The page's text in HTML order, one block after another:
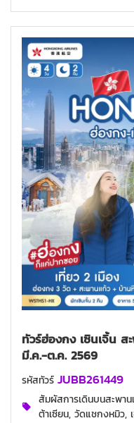
ทัวร์ฮ่องกง เซินเจิ้น
มี.ค.-ต.ค. 2569
รหัสทัวร์ JUBB261449
สัมผัสการเดินบนสะพา
ต้าเซียน, วัดแชกงหมิว,